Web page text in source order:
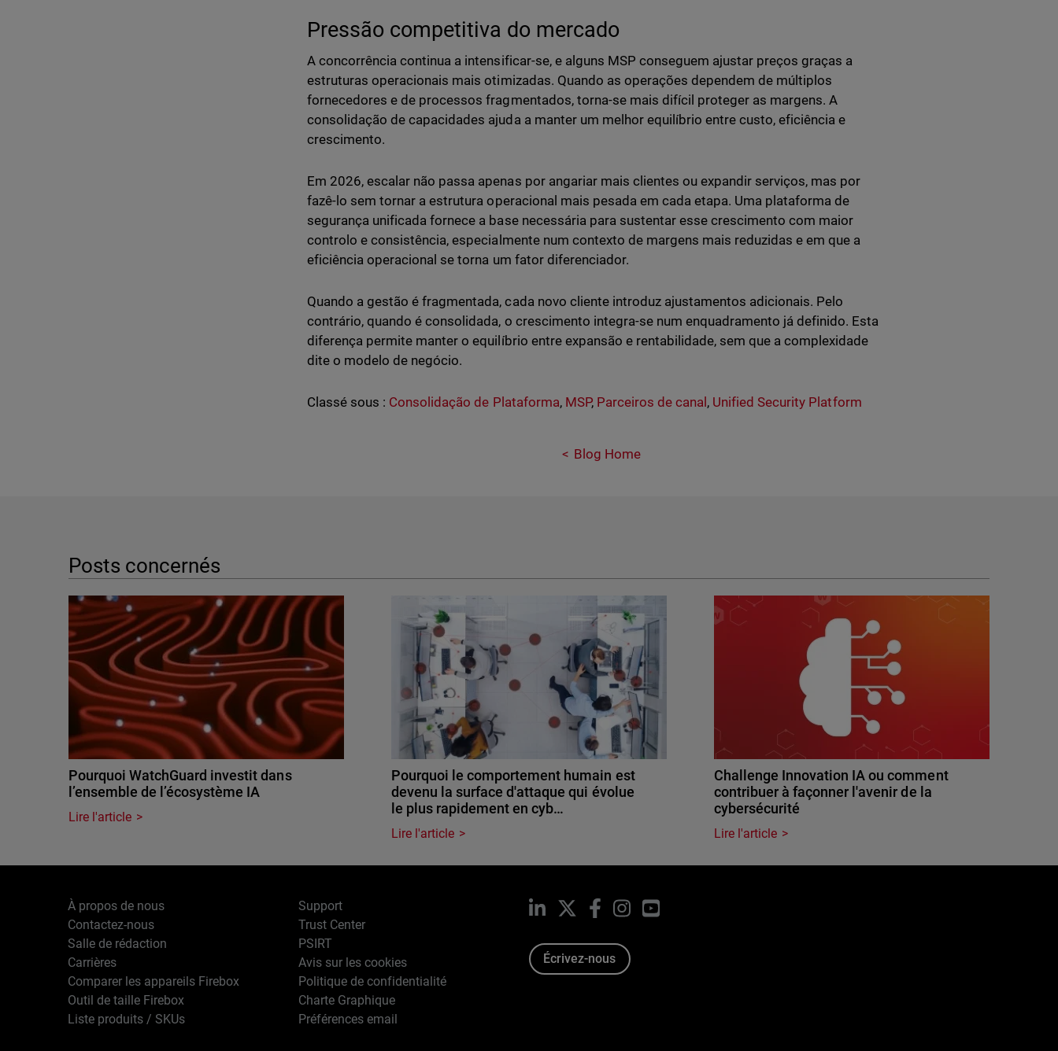
Pressão competitiva do mercado
A concorrência continua a intensificar-se, e alguns MSP conseguem ajustar preços graças a
estruturas operacionais mais otimizadas. Quando as operações dependem de múltiplos
fornecedores e de processos fragmentados, torna-se mais difícil proteger as margens. A
consolidação de capacidades ajuda a manter um melhor equilíbrio entre custo, eficiência e
crescimento.
Em 2026, escalar não passa apenas por angariar mais clientes ou expandir serviços, mas por
fazê-lo sem tornar a estrutura operacional mais pesada em cada etapa. Uma plataforma de
segurança unificada fornece a base necessária para sustentar esse crescimento com maior
controlo e consistência, especialmente num contexto de margens mais reduzidas e em que a
eficiência operacional se torna um fator diferenciador.
Quando a gestão é fragmentada, cada novo cliente introduz ajustamentos adicionais. Pelo
contrário, quando é consolidada, o crescimento integra-se num enquadramento já definido. Esta
diferença permite manter o equilíbrio entre expansão e rentabilidade, sem que a complexidade
dite o modelo de negócio.
Classé sous : Consolidação de Plataforma, MSP, Parceiros de canal , Unified Security Platform
Blog Home
Posts concernés
Pourquoi WatchGuard investit dans
l’ensemble de l’écosystème IA
Lire l'article
Pourquoi le comportement humain est
devenu la surface d'attaque qui évolue
le plus rapidement en cyb…
Lire l'article
Challenge Innovation IA ou comment
contribuer à façonner l'avenir de la
cybersécurité
Lire l'article
À propos de nous
Contactez-nous
Salle de rédaction
Carrières
Comparer les appareils Firebox
Outil de taille Firebox
Liste produits / SKUs
Support
Trust Center
PSIRT
Avis sur les cookies
Politique de confidentialité
Charte Graphique
Préférences email
LinkedIn Facebook
InstagramYouTube
Écrivez-nous